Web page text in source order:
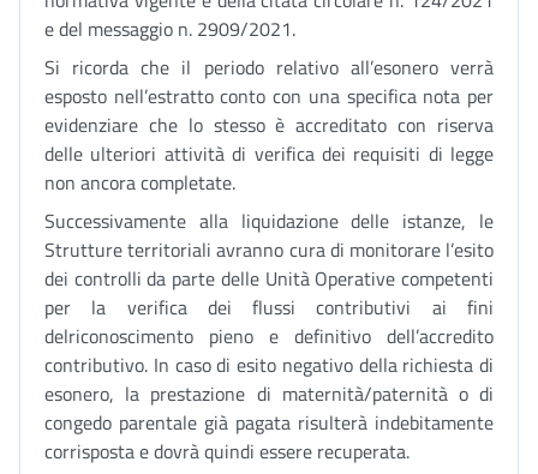
e del messaggio n. 2909/2021.
Si ricorda che il periodo relativo all’esonero verrà
esposto nell’estratto conto con una specifica nota per
evidenziare che lo stesso è accreditato con riserva
delle ulteriori attività di verifica dei requisiti di legge
non ancora completate.
Successivamente alla liquidazione delle istanze, le
Strutture territoriali avranno cura di monitorare l’esito
dei controlli da parte delle Unità Operative competenti
per la verifica dei flussi contributivi ai fini
delriconoscimento pieno e definitivo dell’accredito
contributivo. In caso di esito negativo della richiesta di
esonero, la prestazione di maternità/paternità o di
congedo parentale già pagata risulterà indebitamente
corrisposta e dovrà quindi essere recuperata.